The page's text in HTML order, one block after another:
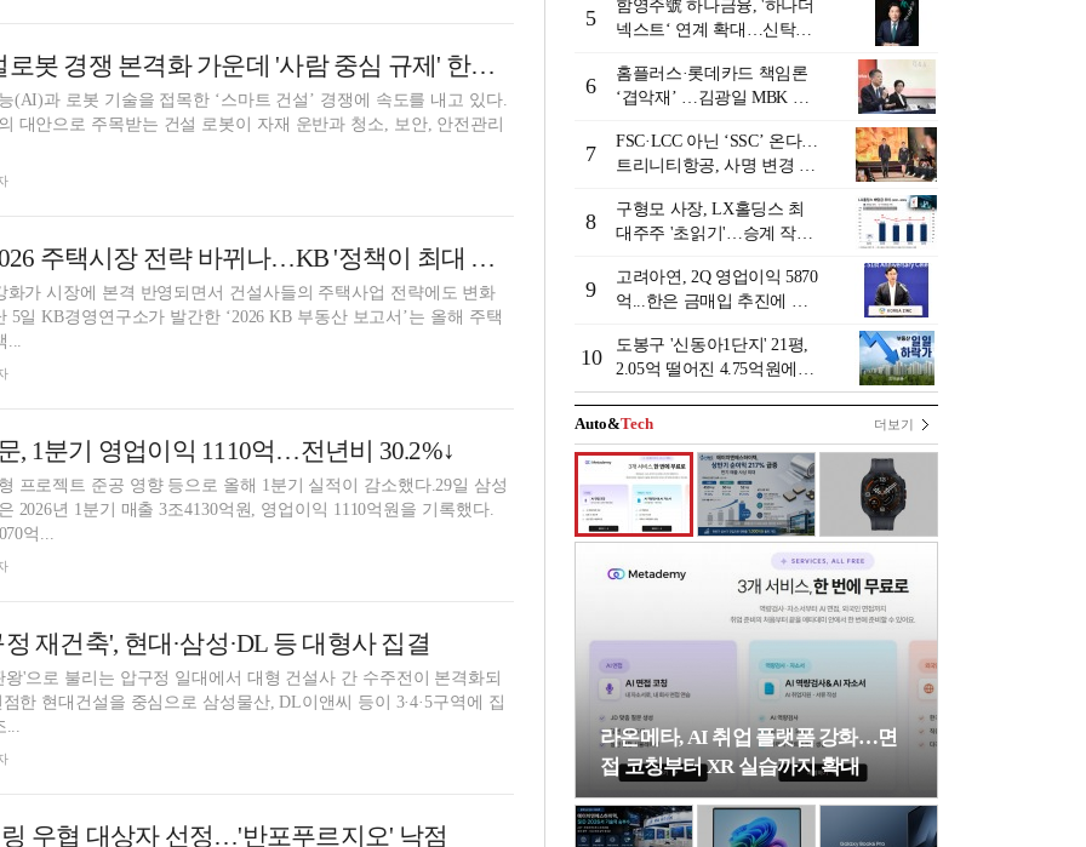
삼성·현대 등 건설로봇 경쟁 본격화 가운데 '사람 중심 규제' 한계…해법은?
(AI)과 로봇 기술을 접목한 ‘스마트 건설’ 경쟁에 속도를 내고 있다.
대안으로 주목받는 건설 로봇이 자재 운반과 청소, 보안, 안전관리
삼성·대우건설, 2026 주택시장 전략 바뀌나…KB '정책이 최대 변수'
화가 시장에 본격 반영되면서 건설사들의 주택사업 전략에도 변화
5일 KB경영연구소가 발간한 ‘2026 KB 부동산 보고서’는 올해 주택
...
, 1분기 영업이익 1110억…전년비 30.2%↓
프로젝트 준공 영향 등으로 올해 1분기 실적이 감소했다.29일 삼성
2026년 1분기 매출 3조4130억원, 영업이익 1110억원을 기록했다.
억...
재건축', 현대·삼성·DL 등 대형사 집결
'으로 불리는 압구정 일대에서 대형 건설사 간 수주전이 본격화되
한 현대건설을 중심으로 삼성물산, DL이앤씨 등이 3·4·5구역에 집
...
우협 대상자 선정…'반포푸르지오' 낙점
5
함영주號 하나금융, '하나더
넥스트‘ 연계 확대…신탁수
니어 비즈니스 돋보기]
6
홈플러스·롯데카드 책임론
‘겹악재’ …김광일 MBK 부
7
FSC·LCC 아닌 ‘SSC’ 온다…
트리니티항공, 사명 변경 넘
8
구형모 사장, LX홀딩스 최
대주주 '초읽기'…승계 작업
9
고려아연, 2Q 영업이익 5870
억...한은 금매입 추진에 주
10
도봉구 '신동아1단지' 21평,
2.05억 떨어진 4.75억원에
거래 [일일 하락가]
Auto&Tech 더보기
라온메타, AI 취업 플랫폼 강화…면
접 코칭부터 XR 실습까지 확대